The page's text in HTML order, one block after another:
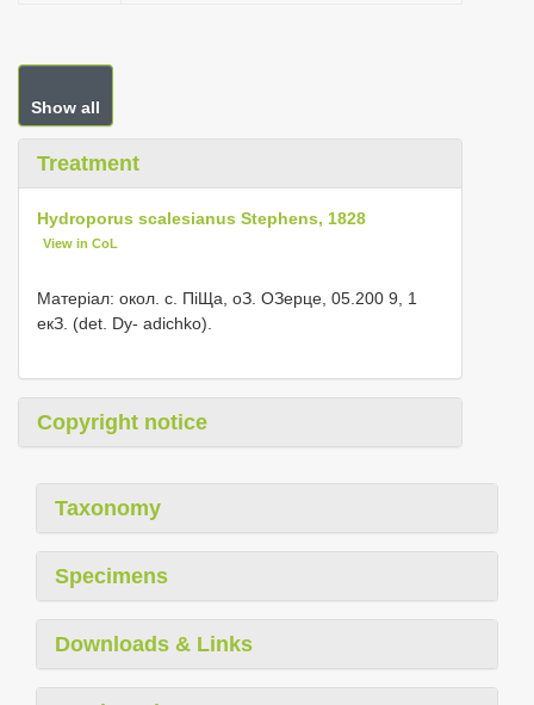
Show all
Treatment
Hydroporus scalesianus Stephens, 1828
View in CoL
Матеріал: окол. с. ПіЩа, оЗ. ОЗерце, 05.200 9, 1
екЗ. (det. Dy- adichko).
Copyright notice
Taxonomy
Specimens
Downloads & Links